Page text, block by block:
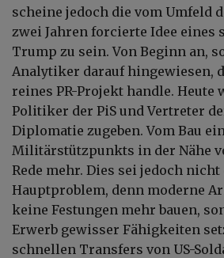
scheine jedoch die vom Umfeld
zwei Jahren forcierte Idee eines
Trump zu sein. Von Beginn an,
Analytiker darauf hingewiesen,
reines PR-Projekt handle. Heute
Politiker der PiS und Vertreter
Diplomatie zugeben. Vom Bau
Militärstützpunkts in der Nähe
Rede mehr. Dies sei jedoch nicht
Hauptproblem, denn moderne
keine Festungen mehr bauen,
Erwerb gewisser Fähigkeiten
schnellen Transfers von US-